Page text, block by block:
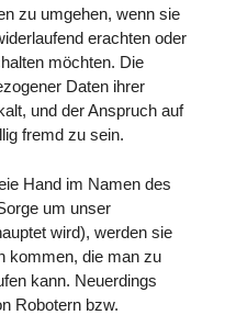
zu umgehen, wenn sie
erachten oder
möchten. Die
Daten ihrer
und der Anspruch auf
fremd zu sein.
Hand im Namen des
um unser
wird), werden sie
kommen, die man zu
kann. Neuerdings
Robotern bzw.